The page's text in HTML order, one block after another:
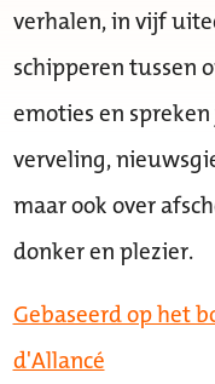
verhalen, in vijf
schipperen tussen
emoties en
verveling,
maar ook over
donker en plezier.
Gebaseerd op het
d'Allancé